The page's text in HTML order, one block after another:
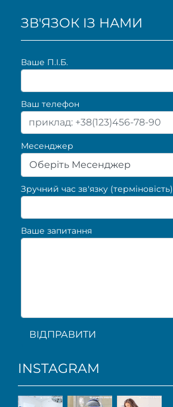
ЗВ'ЯЗОК ІЗ НАМИ
Ваше П.I.Б.
Ваш телефон
Месенджер
Оберіть Месенджер
Зручний час зв'язку (терміновість)
Ваше запитання
ВІДПРАВИТИ
INSTAGRAM